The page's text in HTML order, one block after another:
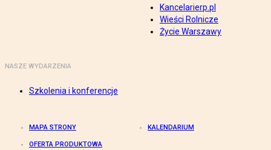
Kancelarierp.pl
Wieści Rolnicze
Życie Warszawy
NASZE WYDARZENIA
Szkolenia i konferencje
MAPA STRONY KALENDARIUM
OFERTA PRODUKTOWA